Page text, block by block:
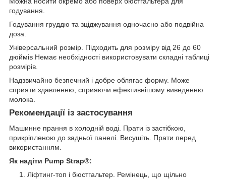
годування.
Годування груддю та зціджування одночасно або подвійна
доза.
Універсальний розмір. Підходить для розміру від 26 до 60
дюймів Немає необхідності використовувати складні таблиці
розмірів.
Надзвичайно безпечний і добре облягає форму. Може
сприяти здавленню, сприяючи ефективнішому виведенню
молока.
Рекомендації із застосування
Машинне прання в холодній воді. Прати із застібкою,
прикріпленою до задньої панелі. Висушіть. Прати перед
використанням.
Як надіти Pump Strap®:
Ліфтинг-топ і бюстгальтер. Ремінець, що щільно